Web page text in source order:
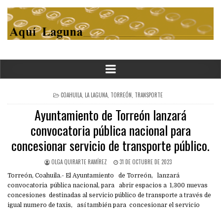
POSTED
IN
COAHUILA LA LAGUNA TORREÓN TRANSPORTE
Ayuntamiento de Torreón lanzará
convocatoria pública nacional para
concesionar servicio de transporte público.
OLGA QUIRARTE RAMÍREZ 31 DE OCTUBRE DE 2023
Torreón, Coahuila.- El Ayuntamiento de Torreón, lanzará
convocatoria pública nacional, para abrir espacios a 1,300 nuevas
concesiones destinadas al servicio público de transporte a través de
igual numero de taxis, así también para concesionar el servicio